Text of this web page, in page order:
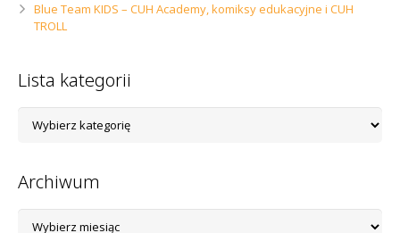
Blue Team KIDS – CUH Academy, komiksy edukacyjne i CUH
TROLL
Lista kategorii
kategorii
Archiwum